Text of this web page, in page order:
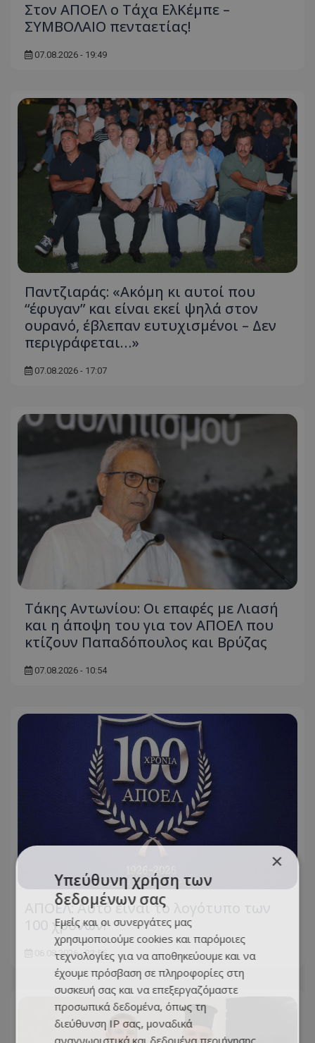
Στον ΑΠΟΕΛ ο Τάχα ΕλΚέμπε –
ΣΥΜΒΟΛΑΙΟ πενταετίας!
07.08.2026 - 19:49
Παντζιαράς: «Ακόμη κι αυτοί που
“έφυγαν” και είναι εκεί ψηλά στον
ουρανό, έβλεπαν ευτυχισμένοι – Δεν
περιγράφεται…»
07.08.2026 - 17:07
Τάκης Αντωνίου: Οι επαφές με Λιασή
και η άποψη του για τον ΑΠΟΕΛ που
κτίζουν Παπαδόπουλος και Βρύζας
07.08.2026 - 10:54
ΑΠΟΕΛ: Αυτό είναι το λογότυπο των
100 χρόνων!
06.08.2026 - 22:55
×
Υπεύθυνη χρήση των
δεδομένων σας
Εμείς και οι συνεργάτες μας
χρησιμοποιούμε cookies και παρόμοιες
τεχνολογίες για να αποθηκεύουμε και να
έχουμε πρόσβαση σε πληροφορίες στη
συσκευή σας και να επεξεργαζόμαστε
προσωπικά δεδομένα, όπως τη
διεύθυνση IP σας, μοναδικά
αναγνωριστικά και δεδομένα περιήγησης,